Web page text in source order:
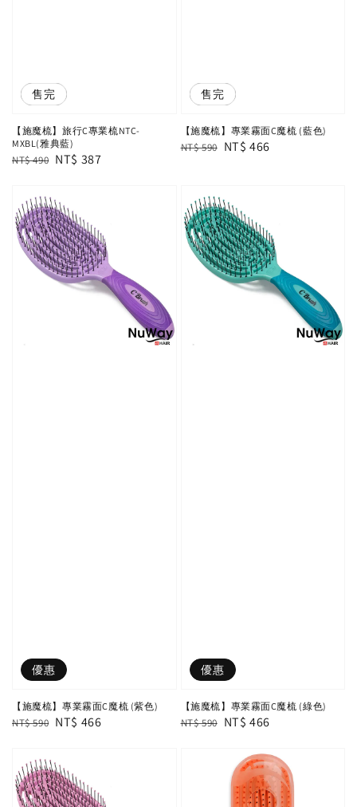
優惠
售完
【施魔梳】旅行C專業梳NTC-
MXBL(雅典藍)
Regular
NT$ 490 Sale
NT$ 387
優惠
售完
【施魔梳】專業霧面C魔梳 (藍色)
Regular
NT$ 590 Sale
NT$ 466
優惠
【施魔梳】專業霧面C魔梳 (紫色)
Regular
NT$ 590 Sale
NT$ 466
優惠
【施魔梳】專業霧面C魔梳 (綠色)
Regular
NT$ 590 Sale
NT$ 466